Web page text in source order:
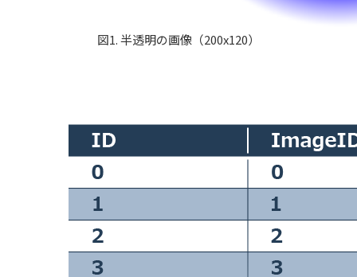
図1. 半透明の画像（200x120）